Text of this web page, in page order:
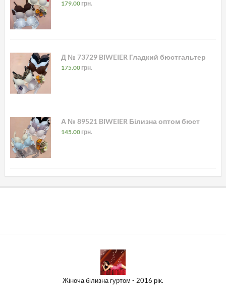
179.00 грн.
Д № 73729 BIWEIER Гладкий бюстгальтер
175.00 грн.
А № 89521 BIWEIER Білизна оптом бюст
145.00 грн.
Жіноча білизна гуртом - 2016 рік.